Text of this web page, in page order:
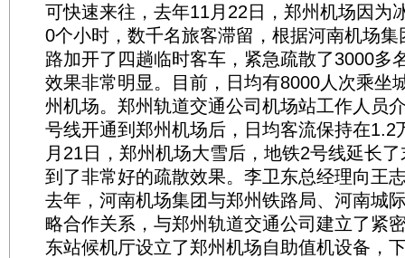
可快速来往，去年11月22日，郑州机场因为
0个小时，数千名旅客滞留，根据河南机场
路加开了四趟临时客车，紧急疏散了3000多
效果非常明显。目前，日均有8000人次乘坐
州机场。郑州轨道交通公司机场站工作人员
号线开通到郑州机场后，日均客流保持在1.2
月21日，郑州机场大雪后，地铁2号线延长
到了非常好的疏散效果。李卫东总经理向王
去年，河南机场集团与郑州铁路局、河南城
略合作关系，与郑州轨道交通公司建立了紧
东站候机厅设立了郑州机场自助值机设备，